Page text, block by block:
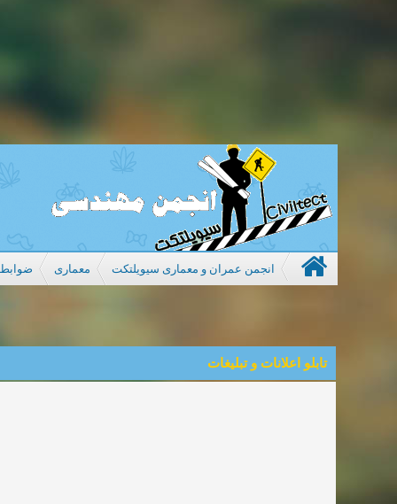
انجمن عمران و معماری سیویلتکت معماری ضوابط
تابلو اعلانات و تبلیغات